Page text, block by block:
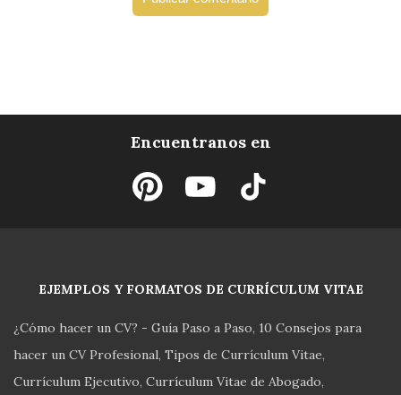
Encuentranos en
EJEMPLOS Y FORMATOS DE CURRÍCULUM VITAE
¿Cómo hacer un CV? - Guía Paso a Paso 10 Consejos para
hacer un CV Profesional Tipos de Currículum Vitae
Currículum Ejecutivo Currículum Vitae de Abogado